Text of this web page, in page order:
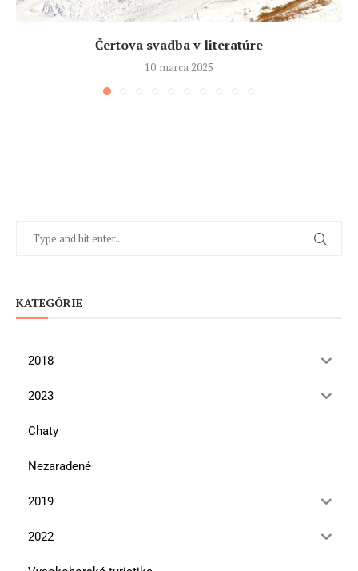
Čertova svadba v literatúre
10. marca 2025
KATEGÓRIE
2018
2023
Chaty
Nezaradené
2019
2022